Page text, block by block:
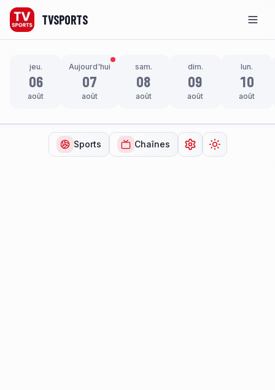
TVSPORTS
jeu.
06
août
Aujourd'hui
07
août
sam.
08
août
dim.
09
août
lun.
10
août
Sports Chaînes Ouvrir lesChanger de